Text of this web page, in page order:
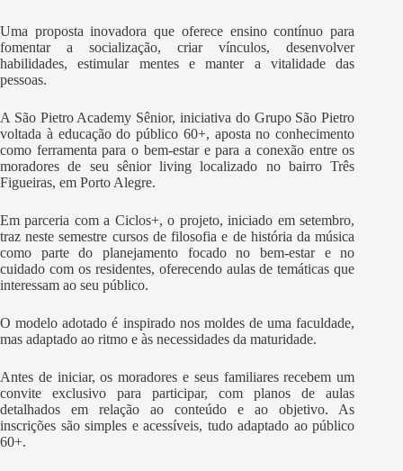
Uma proposta inovadora que oferece ensino contínuo para
fomentar a socialização, criar vínculos, desenvolver
habilidades, estimular mentes e manter a vitalidade das
pessoas.
A São Pietro Academy Sênior, iniciativa do Grupo São Pietro
voltada à educação do público 60+, aposta no conhecimento
como ferramenta para o bem-estar e para a conexão entre os
moradores de seu sênior living localizado no bairro Três
Figueiras, em Porto Alegre.
Em parceria com a Ciclos+, o projeto, iniciado em setembro,
traz neste semestre cursos de filosofia e de história da música
como parte do planejamento focado no bem-estar e no
cuidado com os residentes, oferecendo aulas de temáticas que
interessam ao seu público.
O modelo adotado é inspirado nos moldes de uma faculdade,
mas adaptado ao ritmo e às necessidades da maturidade.
Antes de iniciar, os moradores e seus familiares recebem um
convite exclusivo para participar, com planos de aulas
detalhados em relação ao conteúdo e ao objetivo. As
inscrições são simples e acessíveis, tudo adaptado ao público
60+.